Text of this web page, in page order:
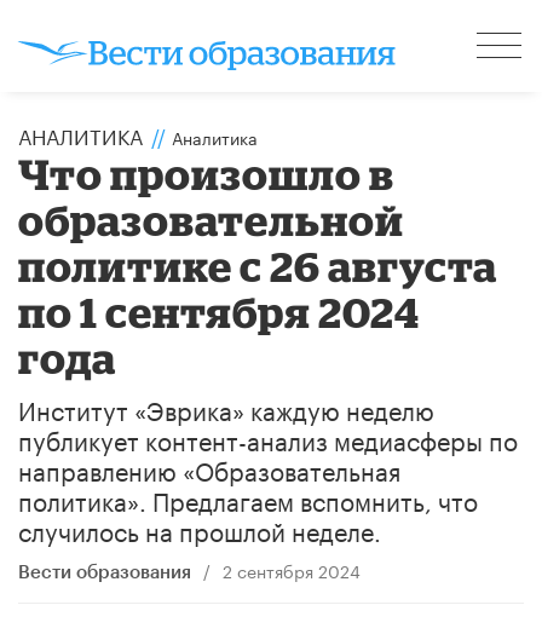
АНАЛИТИКА // Аналитика
Что произошло в
образовательной
политике с 26 августа
по 1 сентября 2024
года
Институт «Эврика» каждую неделю
публикует контент-анализ медиасферы по
направлению «Образовательная
политика». Предлагаем вспомнить, что
случилось на прошлой неделе.
Вести образования / 2 сентября 2024